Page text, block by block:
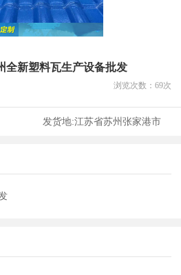
全新塑料瓦生产设备批发
浏览次数： 69次
发货地:江苏省苏州张家港市